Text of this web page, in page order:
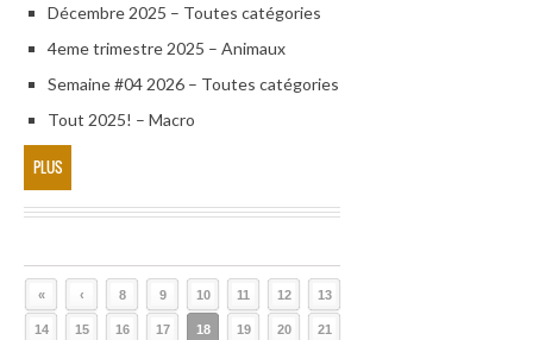
Décembre 2025 – Toutes catégories
4eme trimestre 2025 – Animaux
Semaine #04 2026 – Toutes catégories
Tout 2025! – Macro
PLUS
« ‹ 8 9 10 11 12 13
14 15 16 17 18 19 20 21